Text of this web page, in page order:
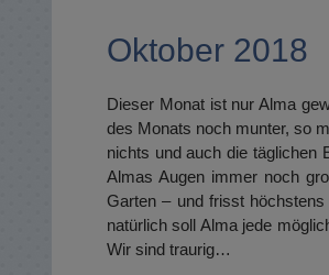
Oktober 2018
Dieser Monat ist nur Alma
des Monats noch munter, so
nichts und auch die täglichen
Almas Augen immer noch
Garten – und frisst
natürlich soll Alma jede
Wir sind traurig…